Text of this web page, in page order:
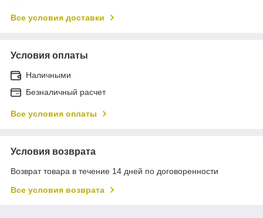
Все условия доставки
Условия оплаты
Наличными
Безналичный расчет
Все условия оплаты
Условия возврата
Возврат товара в течение 14 дней по договоренности
Все условия возврата